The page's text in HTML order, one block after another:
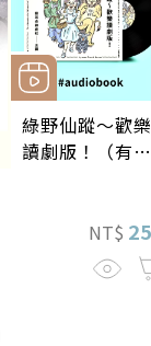
綠野仙蹤～歡樂
讀劇版！（有聲
NT$